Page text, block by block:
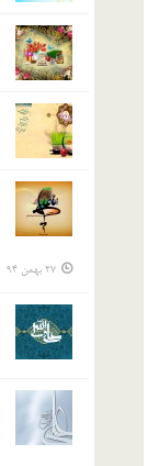
27 بهمن 94